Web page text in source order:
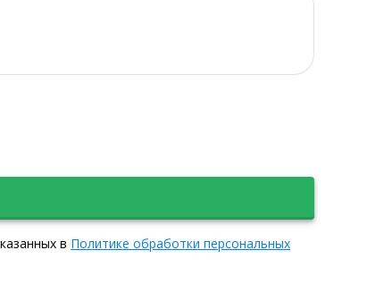
в Политике обработки персональных